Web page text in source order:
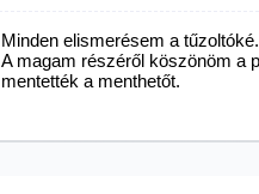
Minden elismerésem a tűzoltóké.
A magam részéről köszönöm a
mentették a menthetőt.